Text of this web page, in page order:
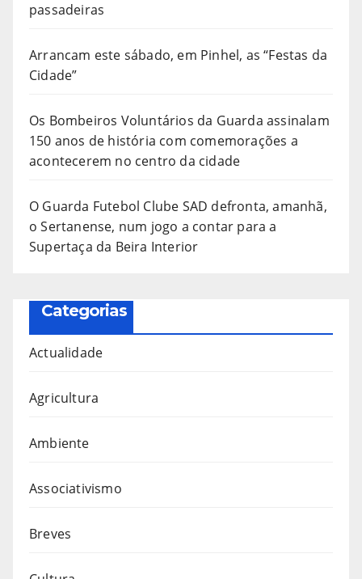
passadeiras
Arrancam este sábado, em Pinhel, as “Festas da
Cidade”
Os Bombeiros Voluntários da Guarda assinalam
150 anos de história com comemorações a
acontecerem no centro da cidade
O Guarda Futebol Clube SAD defronta, amanhã,
o Sertanense, num jogo a contar para a
Supertaça da Beira Interior
Categorias
Actualidade
Agricultura
Ambiente
Associativismo
Breves